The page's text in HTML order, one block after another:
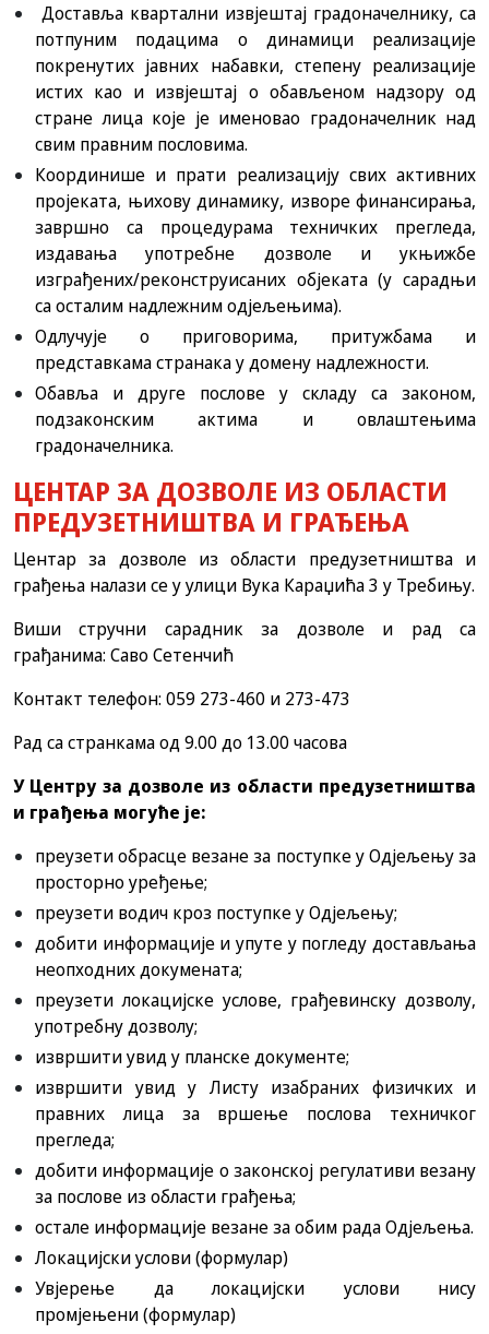
Доставља квартални извјештај градоначелнику, са
потпуним подацима о динамици реализације
покренутих јавних набавки, степену реализације
истих као и извјештај о обављеном надзору од
стране лица које је именовао градоначелник над
свим правним пословима.
Координише и прати реализацију свих активних
пројеката, њихову динамику, изворе финансирања,
завршно са процедурама техничких прегледа,
издавања употребне дозволе и укњижбе
изграђених/реконструисаних објеката (у сарадњи
са осталим надлежним одјељењима).
Одлучује о приговорима, притужбама и
представкама странака у домену надлежности.
Обавља и друге послове у складу са законом,
подзаконским актима и овлаштењима
градоначелника.
ЦЕНТАР ЗА ДОЗВОЛЕ ИЗ ОБЛАСТИ
ПРЕДУЗЕТНИШТВА И ГРАЂЕЊА
Центар за дозволе из области предузетништва и
грађења налази се у улици Вука Караџића 3 у Требињу.
Виши стручни сарадник за дозволе и рад са
грађанима: Саво Сетенчић
Контакт телефон: 059 273-460 и 273-473
Рад са странкама од 9.00 до 13.00 часова
У Центру за дозволе из области предузетништва
и грађења могуће је:
преузети обрасце везане за поступке у Одјељењу за
просторно уређење;
преузети водич кроз поступке у Одјељењу;
добити информације и упуте у погледу достављања
неопходних докумената;
преузети локацијске услове, грађевинску дозволу,
употребну дозволу;
извршити увид у планске документе;
извршити увид у Листу изабраних физичких и
правних лица за вршење послова техничког
прегледа;
добити информације о законској регулативи везану
за послове из области грађења;
остале информације везане за обим рада Одјељења.
Локацијски услови(формулар)
Увјерење да локацијски услови нису
промјењени(формулар)